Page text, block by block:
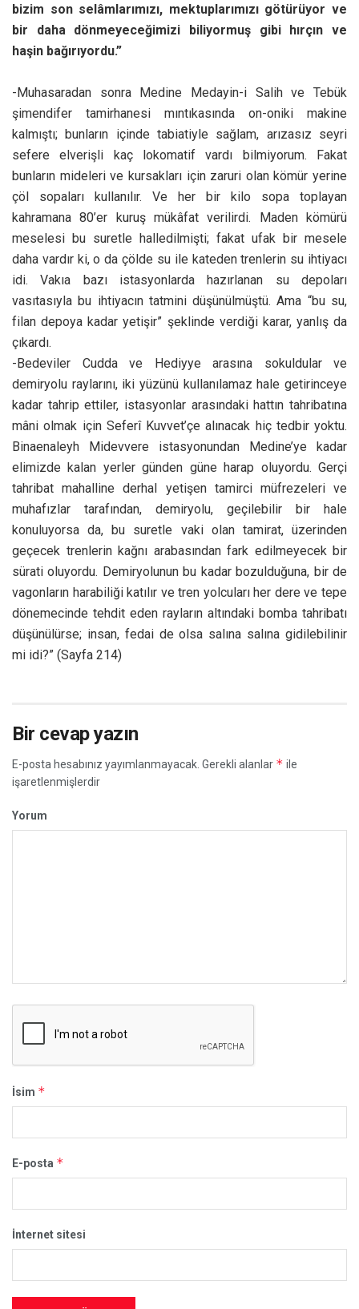
bizim son selâmlarımızı, mektuplarımızı götürüyor ve
bir daha dönmeyeceğimizi biliyormuş gibi hırçın ve
haşin bağırıyordu.”
-Muhasaradan sonra Medine Medayin-i Salih ve Tebük
şimendifer tamirhanesi mıntıkasında on-oniki makine
kalmıştı; bunların içinde tabiatiyle sağlam, arızasız seyri
sefere elverişli kaç lokomatif vardı bilmiyorum. Fakat
bunların mideleri ve kursakları için zaruri olan kömür yerine
çöl sopaları kullanılır. Ve her bir kilo sopa toplayan
kahramana 80’er kuruş mükâfat verilirdi. Maden kömürü
meselesi bu suretle halledilmişti; fakat ufak bir mesele
daha vardır ki, o da çölde su ile kateden trenlerin su ihtiyacı
idi. Vakıa bazı istasyonlarda hazırlanan su depoları
vasıtasıyla bu ihtiyacın tatmini düşünülmüştü. Ama “bu su,
filan depoya kadar yetişir” şeklinde verdiği karar, yanlış da
çıkardı.
-Bedeviler Cudda ve Hediyye arasına sokuldular ve
demiryolu raylarını, iki yüzünü kullanılamaz hale getirinceye
kadar tahrip ettiler, istasyonlar arasındaki hattın tahribatına
mâni olmak için Seferî Kuvvet’çe alınacak hiç tedbir yoktu.
Binaenaleyh Midevvere istasyonundan Medine’ye kadar
elimizde kalan yerler günden güne harap oluyordu. Gerçi
tahribat mahalline derhal yetişen tamirci müfrezeleri ve
muhafızlar tarafından, demiryolu, geçilebilir bir hale
konuluyorsa da, bu suretle vaki olan tamirat, üzerinden
geçecek trenlerin kağnı arabasından fark edilmeyecek bir
sürati oluyordu. Demiryolunun bu kadar bozulduğuna, bir de
vagonların harabiliği katılır ve tren yolcuları her dere ve tepe
dönemecinde tehdit eden rayların altındaki bomba tahribatı
düşünülürse; insan, fedai de olsa salına salına gidilebilinir
mi idi?” (Sayfa 214)
Bir cevap yazın
E-posta hesabınız yayımlanmayacak. Gerekli alanlar * ile
işaretlenmişlerdir
Yorum
İsim *
E-posta *
İnternet sitesi